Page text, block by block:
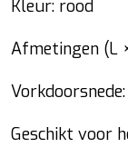
Kleur: rood
Afmetingen (L
Geschikt voor